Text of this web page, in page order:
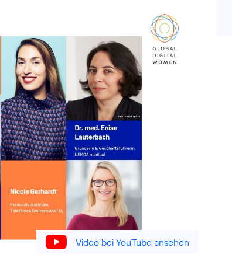
Video bei YouTube ansehen